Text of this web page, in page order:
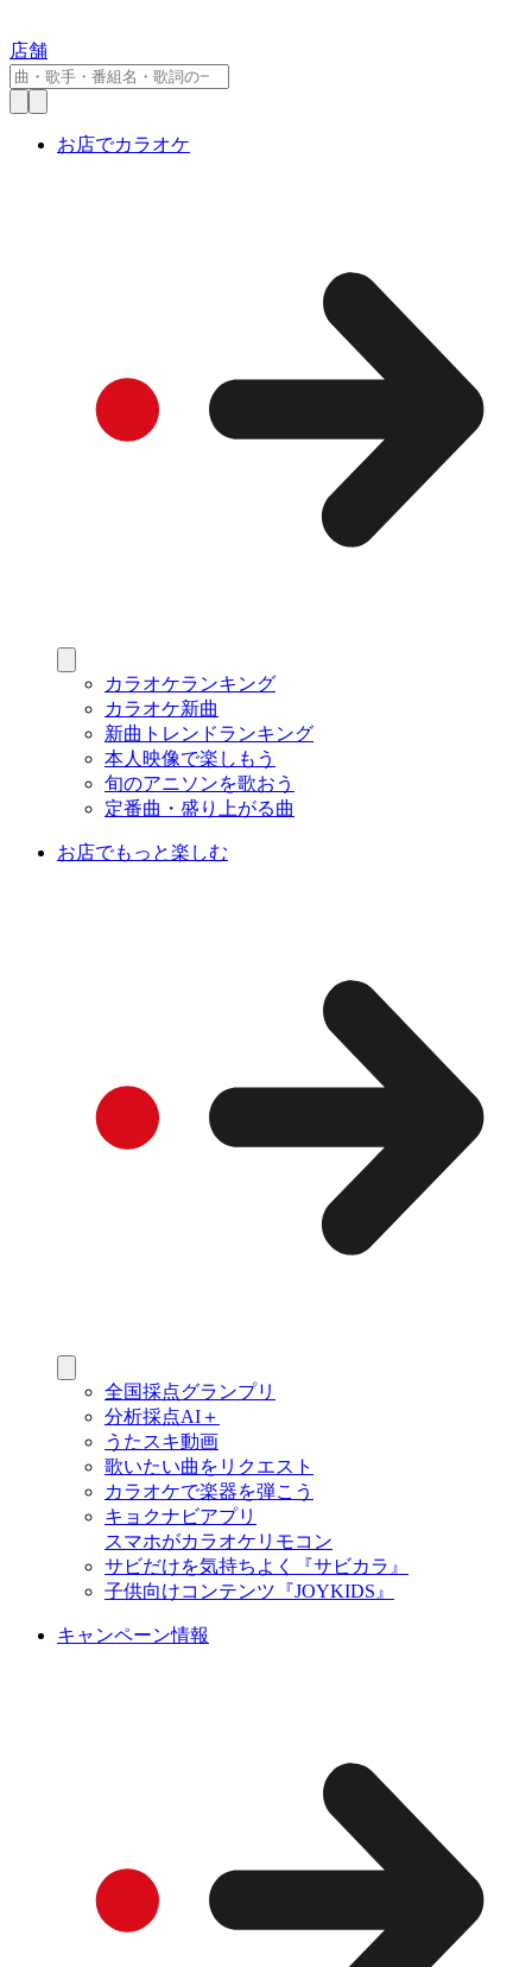
店舗
お店でカラオケ
カラオケランキング
カラオケ新曲
新曲トレンドランキング
本人映像で楽しもう
旬のアニソンを歌おう
定番曲・盛り上がる曲
お店でもっと楽しむ
全国採点グランプリ
分析採点AI＋
うたスキ動画
歌いたい曲をリクエスト
カラオケで楽器を弾こう
キョクナビアプリ
スマホがカラオケリモコン
サビだけを気持ちよく『サビカラ』
子供向けコンテンツ『JOYKIDS』
キャンペーン情報